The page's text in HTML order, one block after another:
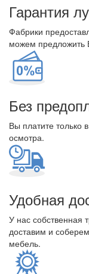
Гарантия
Фабрики
можем предложить
Без
Вы платите только
осмотра.
Удобная
У нас собственная
доставим и
мебель.